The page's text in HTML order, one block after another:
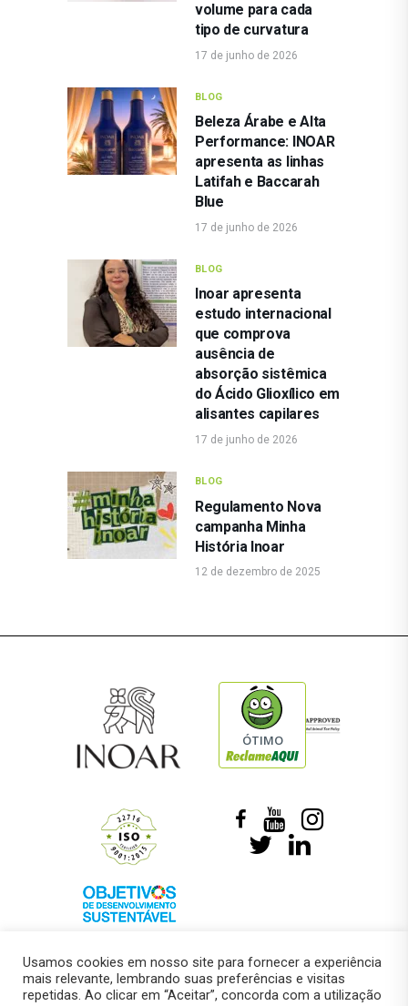
volume para cada
tipo de curvatura
17 de junho de 2026
BLOG
Beleza Árabe e Alta
Performance: INOAR
apresenta as linhas
Latifah e Baccarah
Blue
17 de junho de 2026
BLOG
Inoar apresenta
estudo internacional
que comprova
ausência de
absorção sistêmica
do Ácido Glioxílico em
alisantes capilares
17 de junho de 2026
BLOG
Regulamento Nova
campanha Minha
História Inoar
12 de dezembro de 2025
ÓTIMO
Usamos cookies em nosso site para fornecer a experiência
mais relevante, lembrando suas preferências e visitas
repetidas. Ao clicar em “Aceitar”, concorda com a utilização